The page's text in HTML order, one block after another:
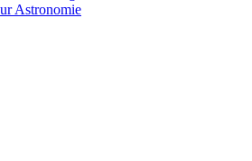
Astronomie